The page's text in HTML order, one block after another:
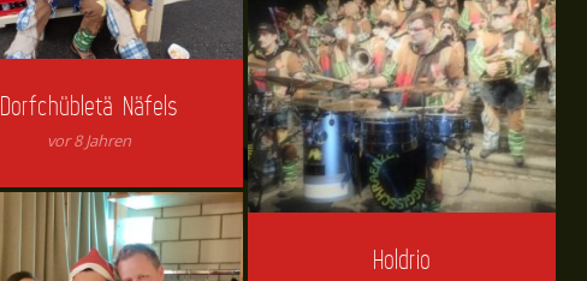
Dorfchübletä Näfels
vor 8 Jahren
Holdrio